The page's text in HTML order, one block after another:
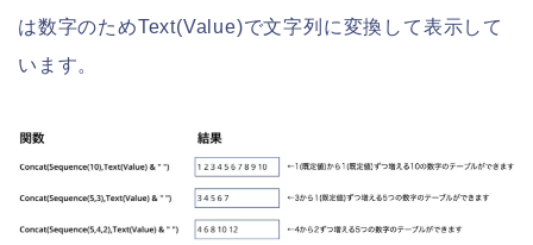
は数字のためText(Value)で文字列に変換して表示して
います。